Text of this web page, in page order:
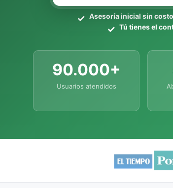
Asesoría inicial sin costo
Tú tienes el
90.000+
Usuarios atendidos